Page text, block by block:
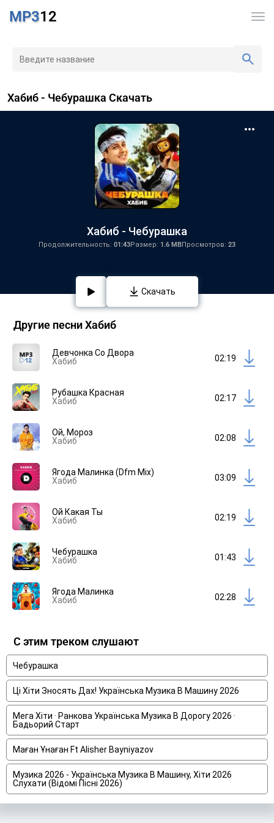
MP312
Хабиб - Чебурашка Скачать
Хабиб - Чебурашка
Продолжительность: 01:43Размер: 1.6 MBПросмотров: 23
Скачать
Другие песни Хабиб
Девчонка Со Двора
Хабиб
02:19
Рубашка Красная
Хабиб
02:17
Ой, Мороз
Хабиб
02:08
Ягода Малинка (Dfm Mix)
Хабиб
03:09
Ой Какая Ты
Хабиб
02:19
Чебурашка
Хабиб
01:43
Ягода Малинка
Хабиб
02:28
С этим треком слушают
Чебурашка
Ці Хіти Зносять Дах! Українська Музика В Машину 2026
Мега Хіти · Ранкова Українська Музика В Дорогу 2026 ·
Бадьорий Старт
Маған Ұнаған Ft Alisher Bayniyazov
Музика 2026 - Українська Музика В Машину, Хіти 2026
Слухати (Відомі Пісні 2026)